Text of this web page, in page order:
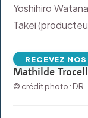
Yoshihiro
Takei
RECEVEZ
Mathilde
© crédit photo : DR